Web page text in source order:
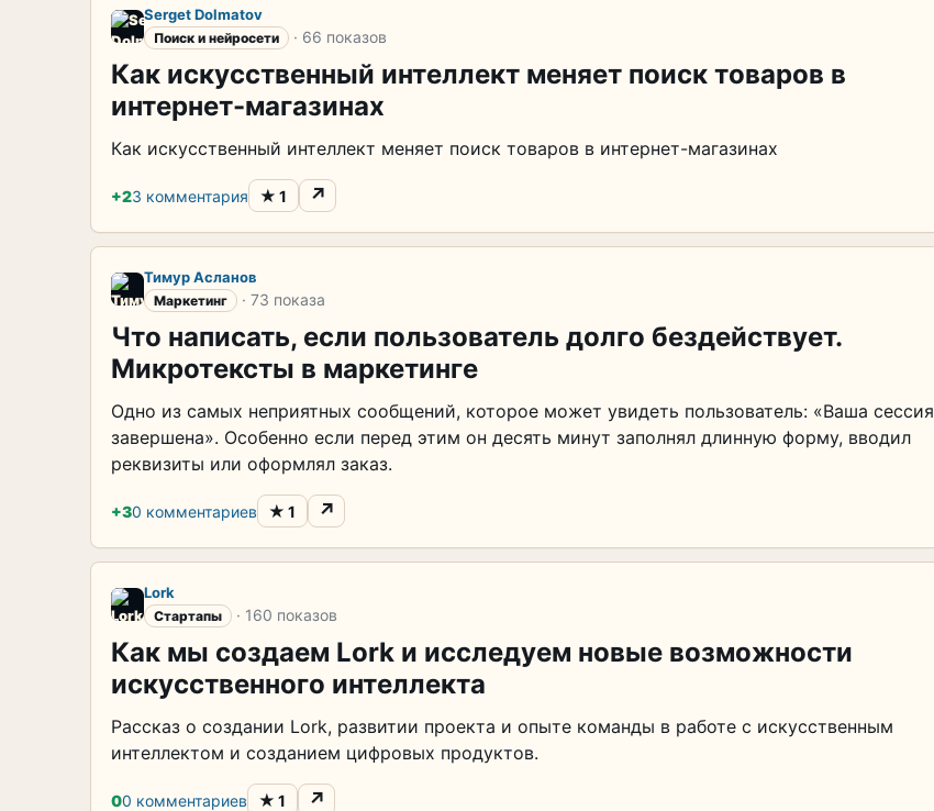
Serget Dolmatov
Поиск и нейросети · 66 показов
Как искусственный интеллект меняет поиск товаров в
интернет-магазинах
Как искусственный интеллект меняет поиск товаров в интернет-магазинах
+23 комментария ★ 1 ↗
Тимур Асланов
Маркетинг · 73 показа
Что написать, если пользователь долго бездействует.
Микротексты в маркетинге
Одно из самых неприятных сообщений, которое может увидеть пользователь: «Ваша сессия
завершена». Особенно если перед этим он десять минут заполнял длинную форму, вводил
реквизиты или оформлял заказ.
+30 комментариев ★ 1 ↗
Lork
Стартапы · 160 показов
Как мы создаем Lork и исследуем новые возможности
искусственного интеллекта
Рассказ о создании Lork, развитии проекта и опыте команды в работе с искусственным
интеллектом и созданием цифровых продуктов.
00 комментариев ★ 1 ↗